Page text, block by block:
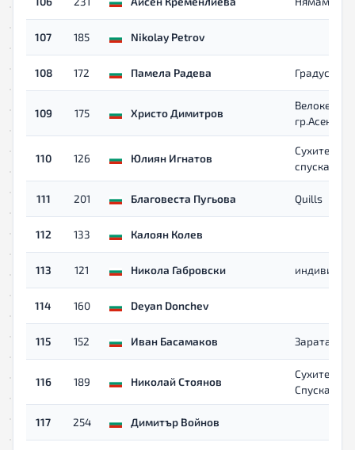
107 185 Nikolay Petrov
108 172 Памела Радева Градус
109 175 Христо Димитров
110 126 Юлиян Игнатов
Сухите
спускачи
111 201 Благовеста Пугьова Quills
112 133 Калоян Колев
113 121 Никола Габровски
114 160 Deyan Donchev
115 152 Иван Басамаков Зарата
116 189 Николай Стоянов
Сухите
Спускачи
117 254 Димитър Войнов